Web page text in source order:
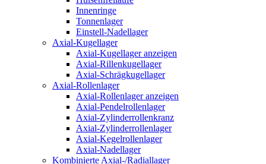
Innenringe
Tonnenlager
Einstell-Nadellager
Axial-Kugellager
Axial-Kugellager anzeigen
Axial-Rillenkugellager
Axial-Schrägkugellager
Axial-Rollenlager
Axial-Rollenlager anzeigen
Axial-Pendelrollenlager
Axial-Zylinderrollenkranz
Axial-Zylinderrollenlager
Axial-Kegelrollenlager
Axial-Nadellager
Kombinierte Axial-/Radiallager